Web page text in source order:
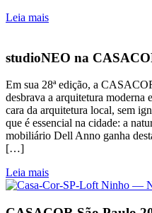
Leia mais
studioNEO na
Em sua 28ª edição, a
desbrava a arquitetura moderna
cara da arquitetura local, sem
que é essencial na cidade: a
mobiliário Dell Anno ganha
[…]
Leia mais